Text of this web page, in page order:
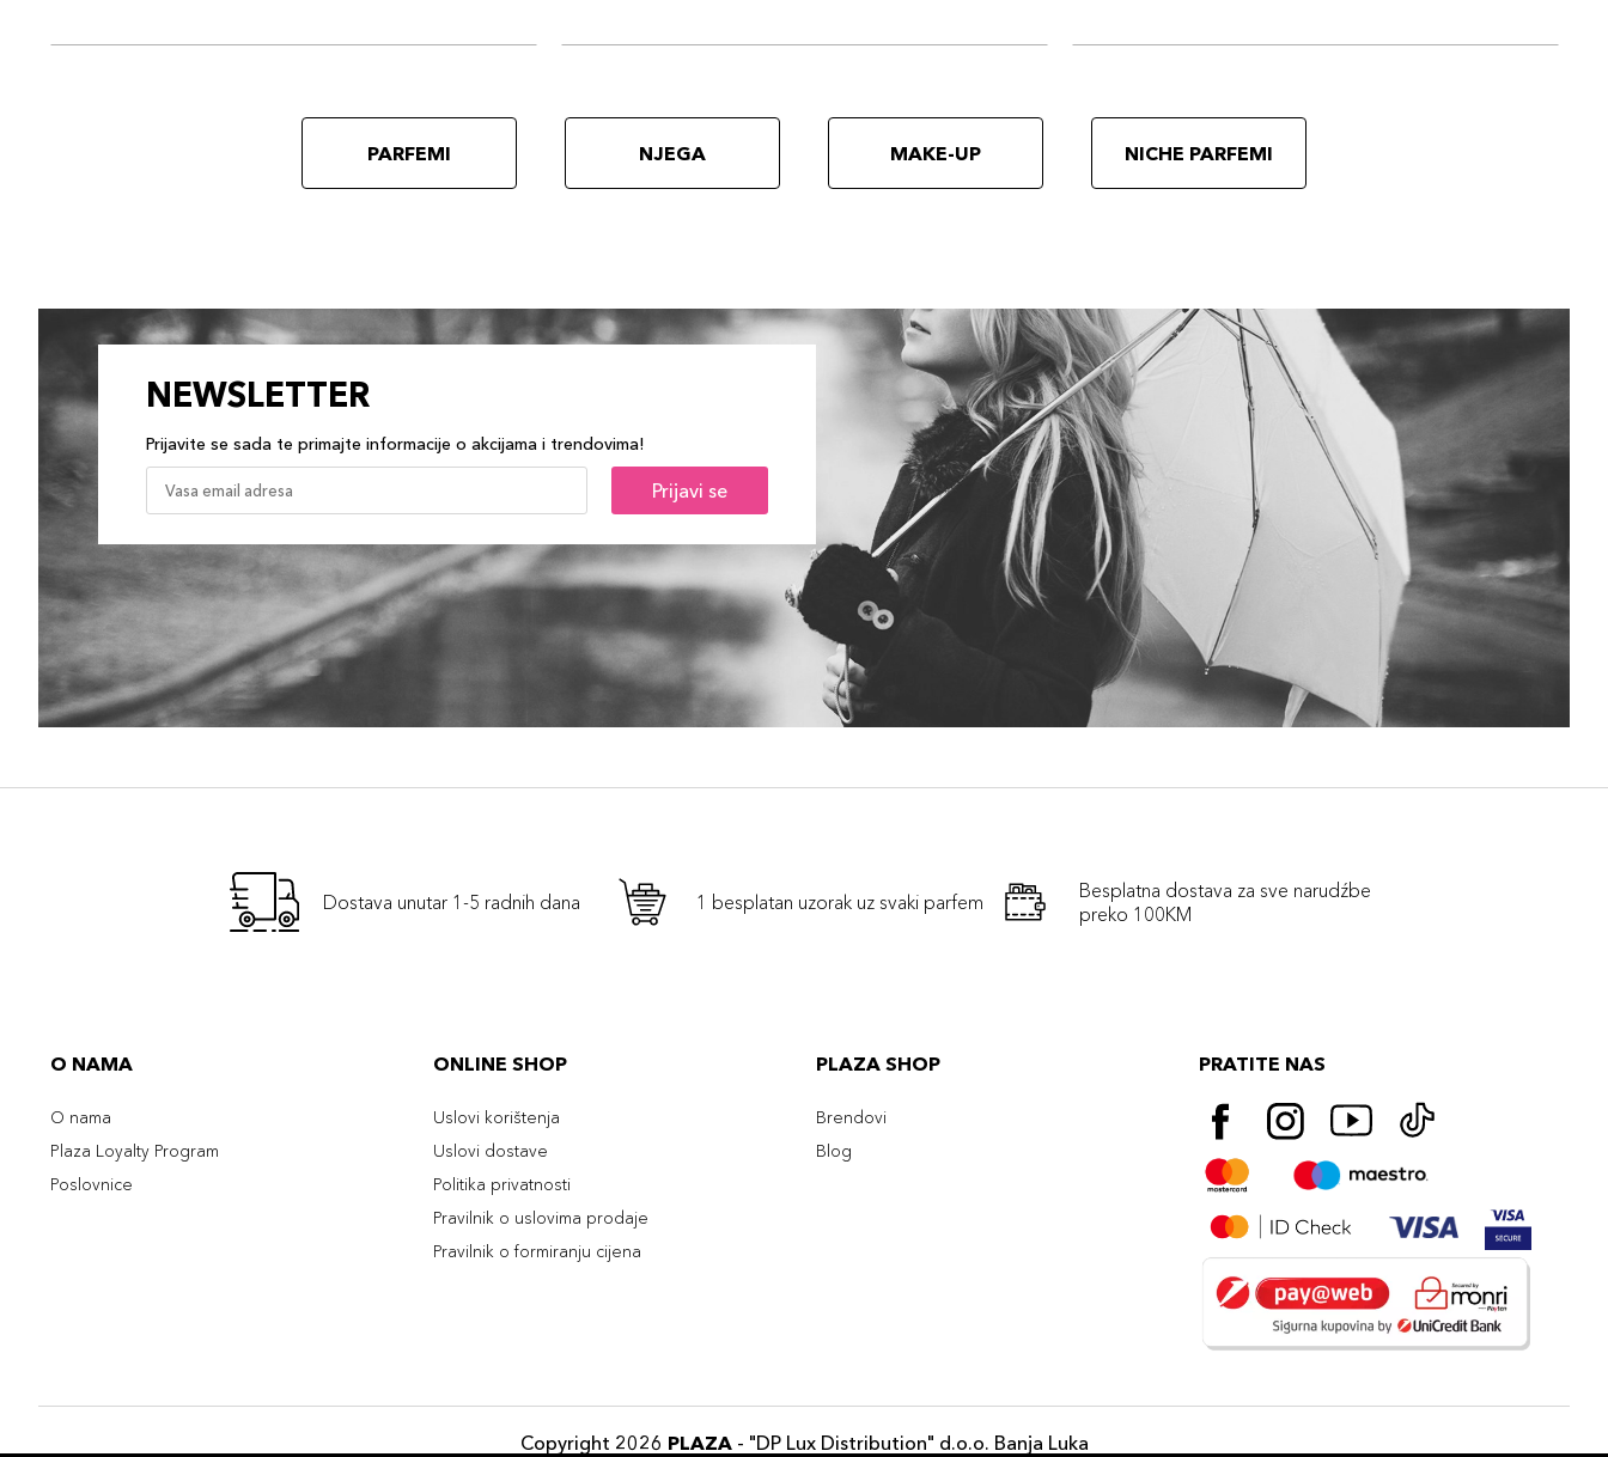
PARFEMI NJEGA MAKE-UP NICHE PARFEMI
NEWSLETTER
Prijavite se sada te primajte informacije o akcijama i trendovima!
Prijavi se
Dostava unutar 1-5 radnih dana 1 besplatan uzorak uz svaki parfem
Besplatna dostava za sve narudźbe
preko 100KM
O NAMA
O nama
Plaza Loyalty Program
Poslovnice
ONLINE SHOP
Uslovi korištenja
Uslovi dostave
Politika privatnosti
Pravilnik o uslovima prodaje
Pravilnik o formiranju cijena
PLAZA SHOP
Brendovi
Blog
PRATITE NAS
Copyright 2026 PLAZA- "DP Lux Distribution" d.o.o. Banja Luka